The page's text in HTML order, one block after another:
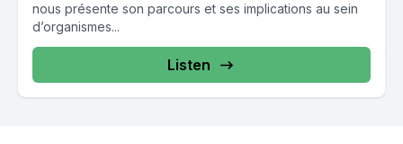
nous présente son parcours et ses implications au sein
d’organismes...
Listen